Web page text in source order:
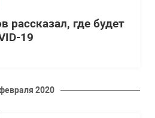
рассказал, где будет
19
2020